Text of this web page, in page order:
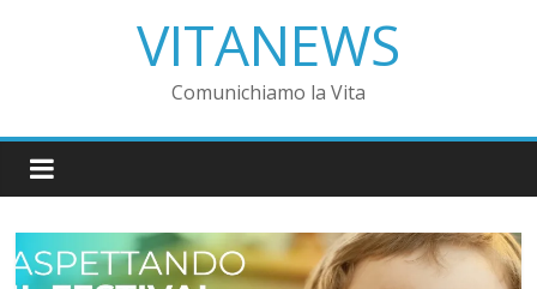
VITANEWS
Comunichiamo la Vita